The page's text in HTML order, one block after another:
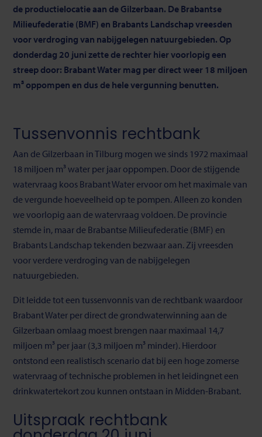
de productielocatie aan de Gilzerbaan. De Brabantse
Milieufederatie (BMF) en Brabants Landschap vreesden
voor verdroging van nabijgelegen natuurgebieden. Op
donderdag 20 juni zette de rechter hier voorlopig een
streep door: Brabant Water mag per direct weer 18 miljoen
m³ oppompen en dus de hele vergunning benutten.
Tussenvonnis rechtbank
Aan de Gilzerbaan in Tilburg mogen we sinds 1972 maximaal
18 miljoen m³ water per jaar oppompen. Door de stijgende
watervraag koos Brabant Water ervoor om het maximale van
de vergunde hoeveelheid op te pompen. Alleen zo konden
we voorlopig aan de watervraag voldoen. De provincie
stemde in, maar de Brabantse Milieufederatie (BMF) en
Brabants Landschap tekenden bezwaar aan. Zij vreesden
voor verdere verdroging van de nabijgelegen
natuurgebieden.
Dit leidde tot een tussenvonnis van de rechtbank waardoor
Brabant Water per direct de grondwaterwinning aan de
Gilzerbaan omlaag moest brengen naar maximaal 14,7
miljoen m³ per jaar (3,3 miljoen m³ minder). Hierdoor
ontstond een realistisch scenario dat bij een hoge zomerse
watervraag of technische problemen in het leidingnet een
drinkwatertekort zou kunnen ontstaan in Midden-Brabant.
Uitspraak rechtbank